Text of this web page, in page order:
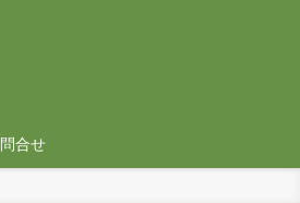
問合せ